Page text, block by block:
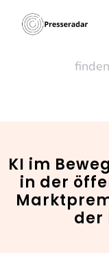
KI im
in der
der